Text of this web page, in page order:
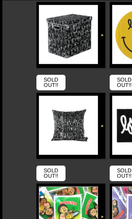
SOLD
OUT!!
SOLD
OUT!!
SOLD
OUT!!
SOLD
OUT!!